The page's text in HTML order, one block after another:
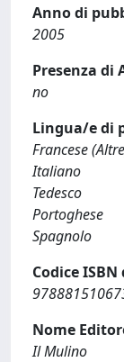
Anno di
2005
Presenza
no
Lingua/e di
Francese
Italiano
Tedesco
Portoghese
Spagnolo
Codice
Nome
Il Mulino